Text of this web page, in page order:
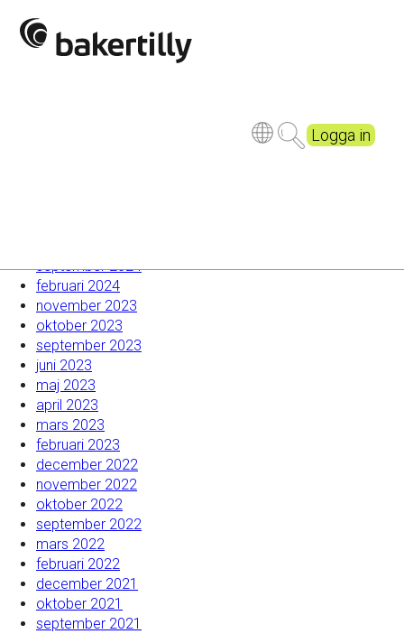
Logga in
Johan Wintervalld vald till ny styrelseledamot i FAR
Utbildning för Kvalitetsansvariga och Kontrollanter
Baker Tilly-Dagarna 2024: En Framgångsrik
september 2024
februari 2024
november 2023
oktober 2023
september 2023
juni 2023
maj 2023
april 2023
mars 2023
februari 2023
december 2022
november 2022
oktober 2022
september 2022
mars 2022
februari 2022
december 2021
oktober 2021
september 2021